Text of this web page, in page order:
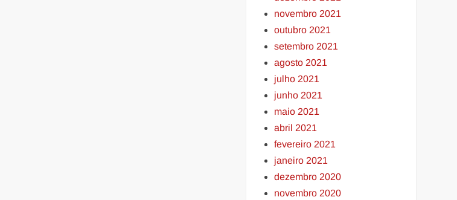
novembro 2021
outubro 2021
setembro 2021
agosto 2021
julho 2021
junho 2021
maio 2021
abril 2021
fevereiro 2021
janeiro 2021
dezembro 2020
novembro 2020